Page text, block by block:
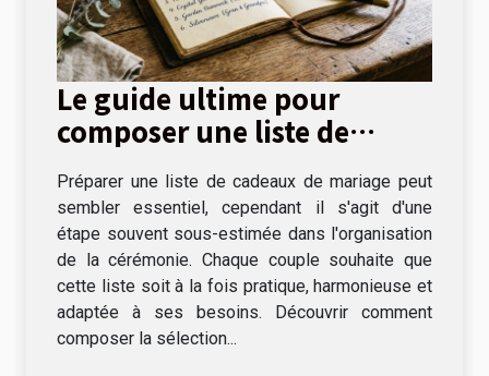
Le guide ultime pour
composer une liste de
cadeaux de mariage
Préparer une liste de cadeaux de mariage peut
sembler essentiel, cependant il s'agit d'une
étape souvent sous-estimée dans l'organisation
de la cérémonie. Chaque couple souhaite que
cette liste soit à la fois pratique, harmonieuse et
adaptée à ses besoins. Découvrir comment
composer la sélection...